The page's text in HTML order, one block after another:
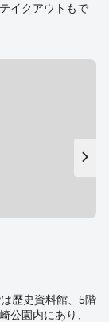
イクアウトもで
歴史資料館、5階
公園内にあり、